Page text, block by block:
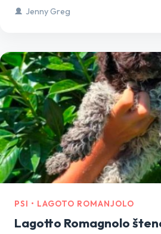
Jenny Greg
PSI • LAGOTO ROMANJOLO
Lagotto Romagnolo